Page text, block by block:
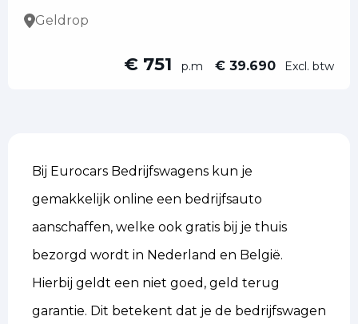
Geldrop
€ 751 p.m € 39.690 Excl. btw
Bij Eurocars Bedrijfswagens kun je
gemakkelijk online een bedrijfsauto
aanschaffen, welke ook gratis bij je thuis
bezorgd wordt in Nederland en België.
Hierbij geldt een niet goed, geld terug
garantie. Dit betekent dat je de bedrijfswagen